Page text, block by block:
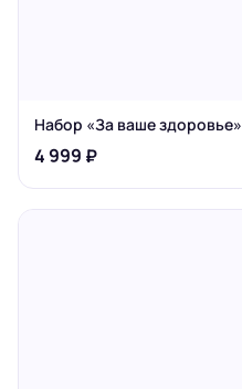
Набор «За ваше здоровье»
4 999 ₽